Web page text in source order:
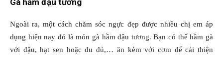
Gà hầm đậu tương
Ngoài ra, một cách chăm sóc ngực đẹp được nhiều chị em áp
dụng hiện nay đó là món gà hầm đậu tương. Bạn có thể hầm gà
với đậu, hạt sen hoặc đu đủ,… ăn kèm với cơm để cải thiện